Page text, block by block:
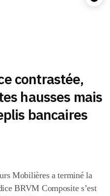
contrastée,
hausses mais
bancaires
Mobilières a terminé la
BRVM Composite s’est